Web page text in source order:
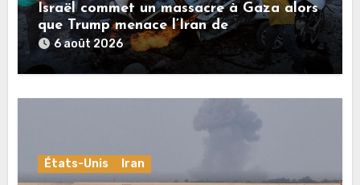
Israël commet un massacre à Gaza alors
que Trump menace l’Iran de
«décapitation»
6 août 2026
États-Unis Iran